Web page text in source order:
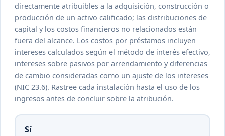
directamente atribuibles a la adquisición, construcción o
producción de un activo calificado; las distribuciones de
capital y los costos financieros no relacionados están
fuera del alcance. Los costos por préstamos incluyen
intereses calculados según el método de interés efectivo,
intereses sobre pasivos por arrendamiento y diferencias
de cambio consideradas como un ajuste de los intereses
(NIC 23.6). Rastree cada instalación hasta el uso de los
ingresos antes de concluir sobre la atribución.
Sí